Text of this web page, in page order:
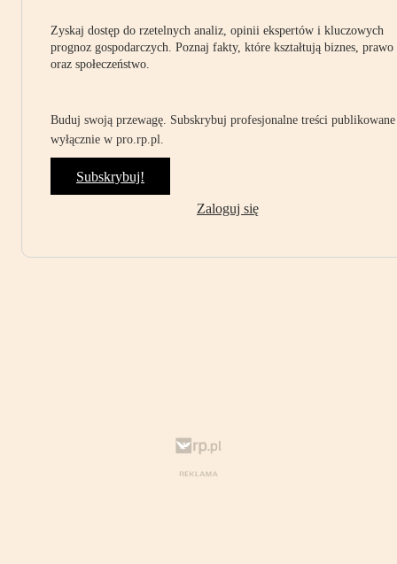
Zyskaj dostęp do rzetelnych analiz, opinii ekspertów i kluczowych
prognoz gospodarczych. Poznaj fakty, które kształtują biznes, prawo
oraz społeczeństwo.
Buduj swoją przewagę. Subskrybuj profesjonalne treści publikowane
wyłącznie w pro.rp.pl.
Subskrybuj!
Zaloguj się